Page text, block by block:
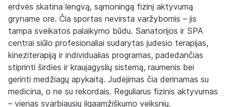
erdvės skatina lengvą, sąmoningą fizinį aktyvumą
gryname ore. Čia sportas nevirsta varžybomis – jis
tampa sveikatos palaikymo būdu. Sanatorijos ir SPA
centrai siūlo profesionaliai sudarytas judesio terapijas,
kineziterapiją ir individualias programas, padedančias
stiprinti širdies ir kraujagyslių sistemą, raumenis bei
gerinti medžiagų apykaitą. Judėjimas čia derinamas su
medicina, o ne su rekordais. Reguliarus fizinis aktyvumas
– vienas svarbiausių ilgaamžiškumo veiksnių.